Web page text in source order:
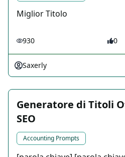
Miglior Titolo
930 0
Saxerly
Generatore di Titoli
SEO
Accounting Prompts